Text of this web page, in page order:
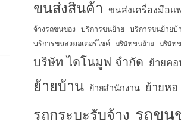
ขนส่งสินค้า ขนส่งเครื่องมือแ
จ้างรถขนของ บริการขนย้าย บริการขนย้ายบ้
บริการขนส่งมอเตอร์ไซค์ บริษัทขนย้าย บริษัท
บริษัท ไดโนมูฟ จำกัด ย้ายค
ย้ายบ้าน ย้ายสำนักงาน ย้ายหอ
รถกระบะรับจ้าง รถขน